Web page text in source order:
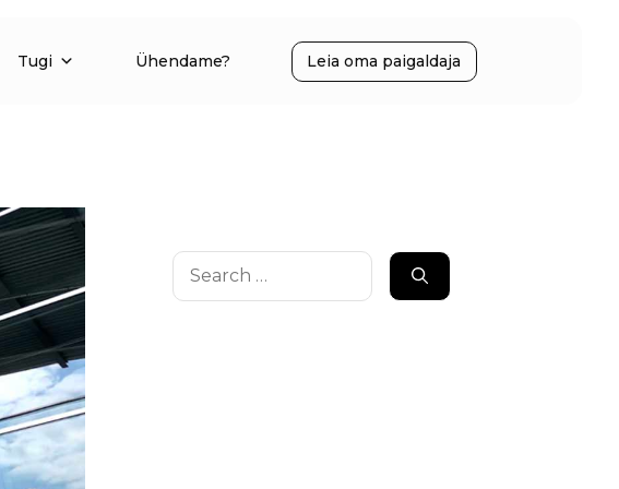
Tugi Ühendame? Leia oma paigaldaja
Search
for: